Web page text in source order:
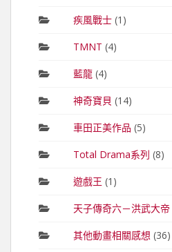
疾風戰士(1)
TMNT (4)
藍龍(4)
神奇寶貝 (14)
車田正美作品 (5)
Total Drama系列 (8)
遊戲王 (1)
天子傳奇六－洪武大帝
其他動畫相關感想 (36)